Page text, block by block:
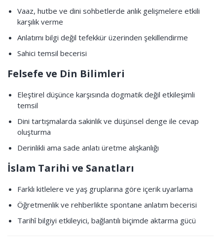
Vaaz, hutbe ve dini sohbetlerde anlık gelişmelere etkili
karşılık verme
Anlatımı bilgi değil tefekkür üzerinden şekillendirme
Sahici temsil becerisi
Felsefe ve Din Bilimleri
Eleştirel düşünce karşısında dogmatik değil etkileşimli
temsil
Dini tartışmalarda sakinlik ve düşünsel denge ile cevap
oluşturma
Derinlikli ama sade anlatı üretme alışkanlığı
İslam Tarihi ve Sanatları
Farklı kitlelere ve yaş gruplarına göre içerik uyarlama
Öğretmenlik ve rehberlikte spontane anlatım becerisi
Tarihî bilgiyi etkileyici, bağlantılı biçimde aktarma gücü